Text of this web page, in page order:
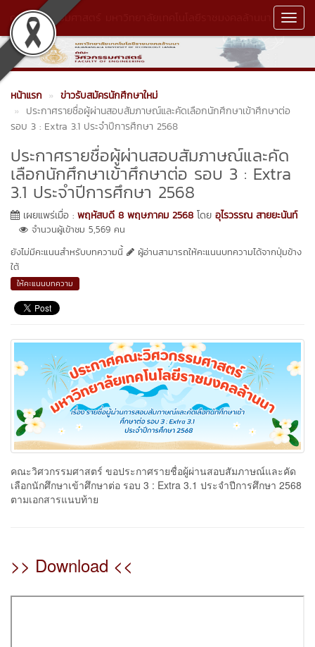
คณะวิศวกรรมศาสตร์ มหาวิทยาลัยเทคโนโลยีราชมงคลล้านนา
หน้าแรก
ข่าวรับสมัครนักศึกษาใหม่
ประกาศรายชื่อผู้ผ่านสอบสัมภาษณ์และคัดเลือกนักศึกษาเข้าศึกษาต่อ
รอบ 3 : Extra 3.1 ประจำปีการศึกษา 2568
ประกาศรายชื่อผู้ผ่านสอบสัมภาษณ์และคัด
เลือกนักศึกษาเข้าศึกษาต่อ รอบ 3 : Extra
3.1 ประจำปีการศึกษา 2568
เผยแพร่เมื่อ : พฤหัสบดี 8 พฤษภาคม 2568 โดย อุไรวรรณ สายยะนันท์
จำนวนผู้เข้าชม 5,569 คน
ยังไม่มีคะแนนสำหรับบทความนี้
ผู้อ่านสามารถให้คะแนนบทความได้จากปุ่มข้าง
ใต้
ให้คะแนนบทความ
คณะวิศวกรรมศาสตร์ ขอประกาศรายชื่อผู้ผ่านสอบสัมภาษณ์และคัด
เลือกนักศึกษาเข้าศึกษาต่อ รอบ 3 : Extra 3.1 ประจำปีการศึกษา 2568
ตามเอกสารแนบท้าย
>> Download <<